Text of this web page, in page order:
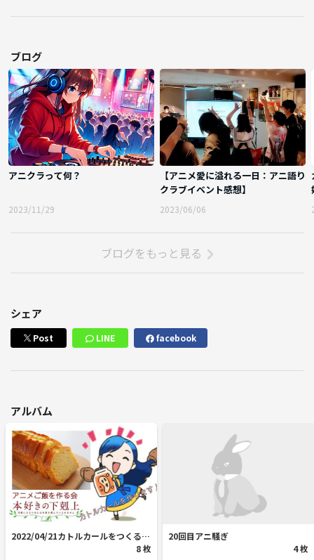
ブログ
アニクラって何？
2023/11/29
【アニメ愛に溢れる一日：アニ語り
クラブイベント感想】
2023/06/06
ブログをもっと見る
シェア
Post LINE facebook
アルバム
2022/04/21カトルカールをつくる
8 枚
20回目アニ騒ぎ
4 枚